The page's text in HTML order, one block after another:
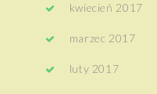
kwiecień 2017
marzec 2017
luty 2017